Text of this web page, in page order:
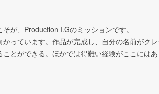
そが、Production I.Gのミッションです。
っています。作品が完成し、自分の名前がク
とができる。ほかでは得難い経験がここにはあ